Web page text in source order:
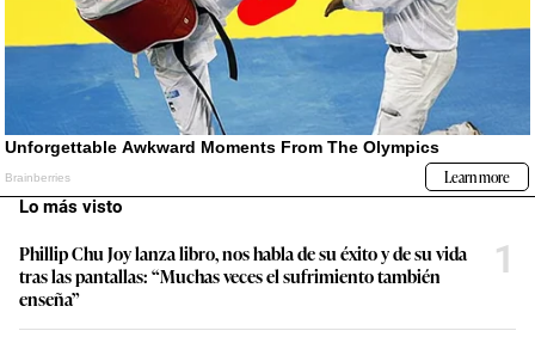
Lo más visto
Phillip Chu Joy lanza libro, nos habla de su éxito y de su vida
tras las pantallas: “Muchas veces el sufrimiento también
enseña”
1